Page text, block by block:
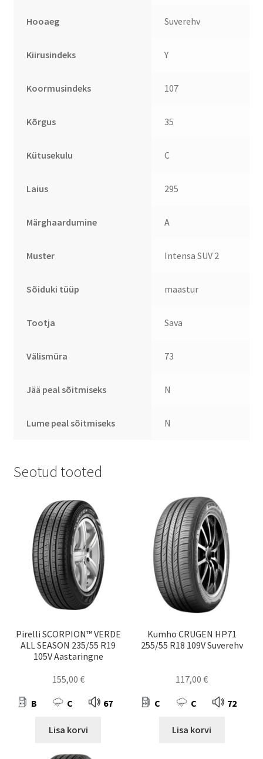
Hooaeg Suverehv
Kiirusindeks Y
Koormusindeks 107
Kõrgus 35
Kütusekulu C
Laius 295
Märghaardumine A
Muster Intensa SUV 2
Sõiduki tüüp maastur
Tootja Sava
Välismüra 73
Jää peal sõitmiseks N
Lume peal sõitmiseks N
Seotud tooted
Pirelli SCORPION™ VERDE
ALL SEASON 235/55 R19
105V Aastaringne
155,00 €
B C 67
Lisa korvi
Kumho CRUGEN HP71
255/55 R18 109V Suverehv
117,00€
C C 72
Lisa korvi